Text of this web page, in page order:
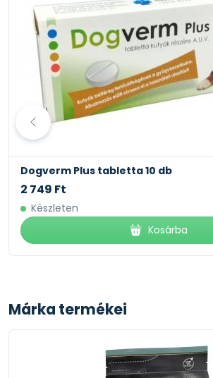
tenni kutyája életét.
Dogverm Plus tabletta 10 db
2 749 Ft
Készleten
Kosárba
Márka termékei